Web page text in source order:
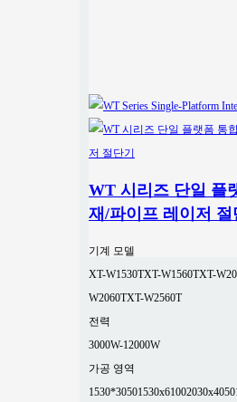
WT 시리즈 단일 플
재/파이프 레이저 절
기계 모델
XT-W1530TXT-W1560TXT-
W2060TXT-W2560T
전력
3000W-12000W
가공 영역
1530*30501530x61002030x4050